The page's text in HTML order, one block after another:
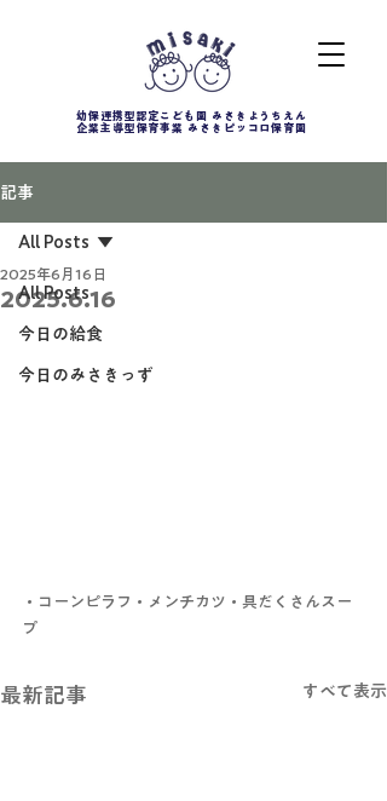
幼保連携型認定こども園 みさきようちえん
企業主導型保育事業 みさきピッコロ保育園
記事
All Posts
今日の給食
今日のみさきっず
All Posts
2025.6.16
2025年6月16日
・コーンピラフ・メンチカツ・具だくさんスー
プ
最新記事 すべて表示